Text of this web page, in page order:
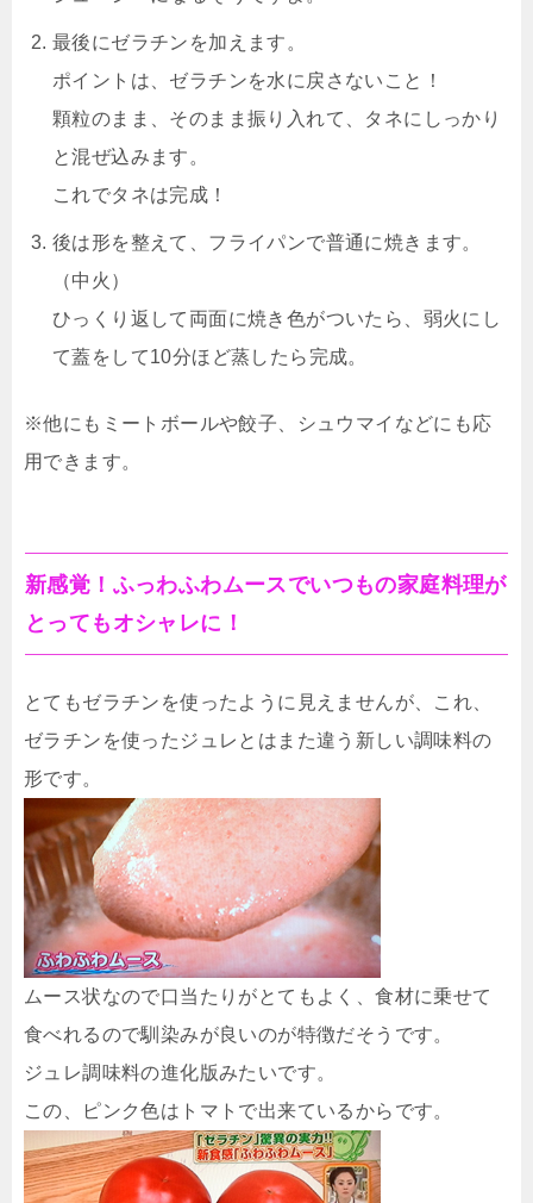
最後にゼラチンを加えます。
ポイントは、ゼラチンを水に戻さないこと！
顆粒のまま、そのまま振り入れて、タネにしっかり
と混ぜ込みます。
これでタネは完成！
後は形を整えて、フライパンで普通に焼きます。
（中火）
ひっくり返して両面に焼き色がついたら、弱火にし
て蓋をして10分ほど蒸したら完成。
※他にもミートボールや餃子、シュウマイなどにも応
用できます。
新感覚！ふっわふわムースでいつもの家庭料理が
とってもオシャレに！
とてもゼラチンを使ったように見えませんが、これ、
ゼラチンを使ったジュレとはまた違う新しい調味料の
形です。
ムース状なので口当たりがとてもよく、食材に乗せて
食べれるので馴染みが良いのが特徴だそうです。
ジュレ調味料の進化版みたいです。
この、ピンク色はトマトで出来ているからです。